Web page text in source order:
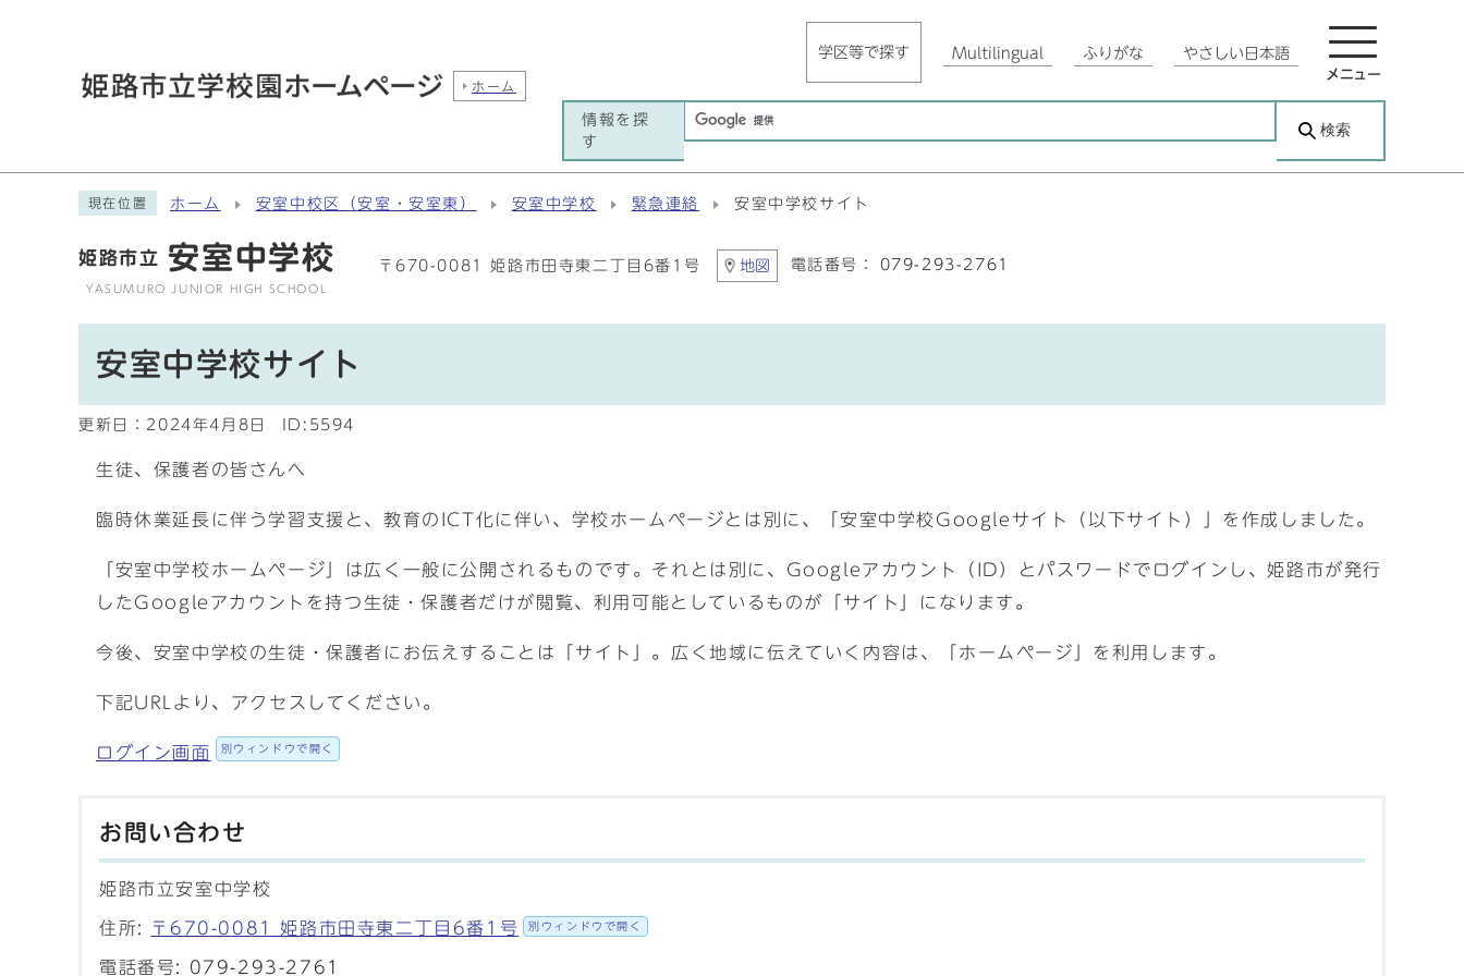
ホーム
学区等で探す Multilingual ふりがな やさしい日本語
メニュー
情報を探
す
検索
現在位置 ホーム 安室中校区（安室・安室東） 安室中学校 緊急連絡 安室中学校サイト
姫路市立 安室中学校
YASUMURO JUNIOR HIGH SCHOOL
〒670-0081 姫路市田寺東二丁目6番1号 地図 電話番号： 079-293-2761
安室中学校サイト
更新日： 2024年4月8日 ID:5594
生徒、保護者の皆さんへ
臨時休業延長に伴う学習支援と、教育のICT化に伴い、学校ホームページとは別に、「安室中学校Googleサイト（以下サイト）」を作成しました。
「安室中学校ホームページ」は広く一般に公開されるものです。それとは別に、Googleアカウント（ID）とパスワードでログインし、姫路市が発行
したGoogleアカウントを持つ生徒・保護者だけが閲覧、利用可能としているものが「サイト」になります。
今後、安室中学校の生徒・保護者にお伝えすることは「サイト」。広く地域に伝えていく内容は、「ホームページ」を利用します。
下記URLより、アクセスしてください。
ログイン画面 別ウィンドウで開く
お問い合わせ
姫路市立安室中学校
住所: 〒670-0081 姫路市田寺東二丁目6番1号 別ウィンドウで開く
電話番号: 079-293-2761